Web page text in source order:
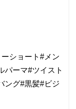
ショート#メン
パーマ#ツイスト
ング#黒髪#ビジ